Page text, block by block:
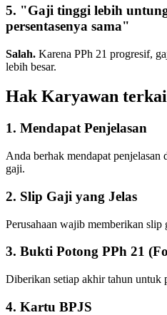
5. "Gaji tinggi lebih
persentasenya sama"
Salah. Karena PPh 21 progresif,
lebih besar.
Hak Karyawan
1. Mendapat Penjelasan
Anda berhak mendapat penjelasan
gaji.
2. Slip Gaji yang Jelas
Perusahaan wajib memberikan
3. Bukti Potong PPh 21
Diberikan setiap akhir tahun untuk
4. Kartu BPJS